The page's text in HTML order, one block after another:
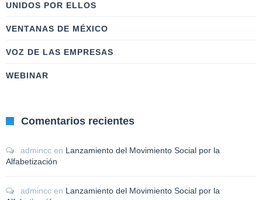
UNIDOS POR ELLOS
VENTANAS DE MÉXICO
VOZ DE LAS EMPRESAS
WEBINAR
Comentarios recientes
admincc en Lanzamiento del Movimiento Social por la
Alfabetización
admincc en Lanzamiento del Movimiento Social por la